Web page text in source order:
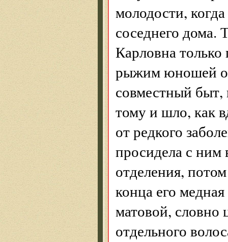
молодости,
соседнего дома.
Карловна
рыжим юношей
совместный
тому и шло, как
от редкого
просидела с ним
отделения,
конца его
матовой, словно
отдельного